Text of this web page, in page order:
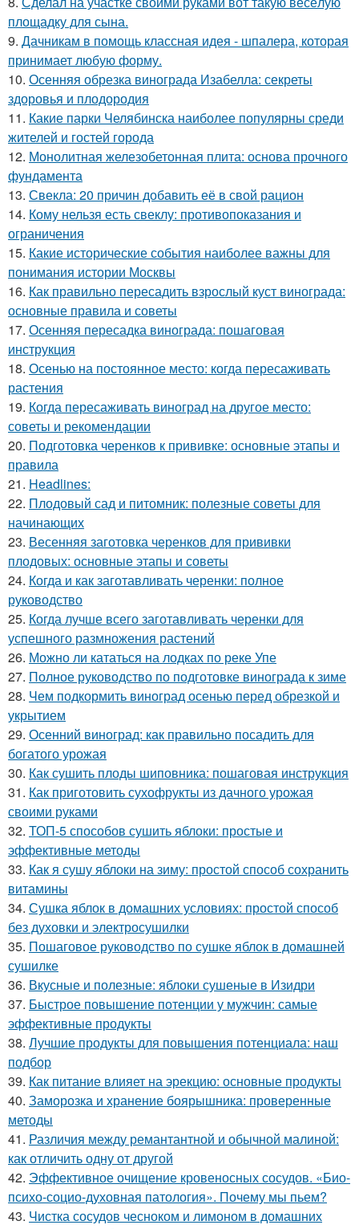
площадку для сына.
9. Дачникам в помощь классная идея - шпалера, которая
принимает любую форму.
10. Осенняя обрезка винограда Изабелла: секреты
здоровья и плодородия
11. Какие парки Челябинска наиболее популярны среди
жителей и гостей города
12. Монолитная железобетонная плита: основа прочного
фундамента
13. Свекла: 20 причин добавить её в свой рацион
14. Кому нельзя есть свеклу: противопоказания и
ограничения
15. Какие исторические события наиболее важны для
понимания истории Москвы
16. Как правильно пересадить взрослый куст винограда:
основные правила и советы
17. Осенняя пересадка винограда: пошаговая
инструкция
18. Осенью на постоянное место: когда пересаживать
растения
19. Когда пересаживать виноград на другое место:
советы и рекомендации
20. Подготовка черенков к прививке: основные этапы и
правила
21. Headlines:
22. Плодовый сад и питомник: полезные советы для
начинающих
23. Весенняя заготовка черенков для прививки
плодовых: основные этапы и советы
24. Когда и как заготавливать черенки: полное
руководство
25. Когда лучше всего заготавливать черенки для
успешного размножения растений
26. Можно ли кататься на лодках по реке Упе
27. Полное руководство по подготовке винограда к зиме
28. Чем подкормить виноград осенью перед обрезкой и
укрытием
29. Осенний виноград: как правильно посадить для
богатого урожая
30. Как сушить плоды шиповника: пошаговая инструкция
31. Как приготовить сухофрукты из дачного урожая
своими руками
32. ТОП-5 способов сушить яблоки: простые и
эффективные методы
33. Как я сушу яблоки на зиму: простой способ сохранить
витамины
34. Сушка яблок в домашних условиях: простой способ
без духовки и электросушилки
35. Пошаговое руководство по сушке яблок в домашней
сушилке
36. Вкусные и полезные: яблоки сушеные в Изидри
37. Быстрое повышение потенции у мужчин: самые
эффективные продукты
38. Лучшие продукты для повышения потенциала: наш
подбор
39. Как питание влияет на эрекцию: основные продукты
40. Заморозка и хранение боярышника: проверенные
методы
41. Различия между ремантантной и обычной малиной:
как отличить одну от другой
42. Эффективное очищение кровеносных сосудов. «Био-
психо-социо-духовная патология». Почему мы пьем?
43. Чистка сосудов чесноком и лимоном в домашних